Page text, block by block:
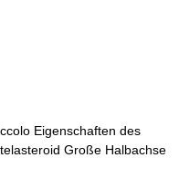
Eigenschaften des
Große Halbachse